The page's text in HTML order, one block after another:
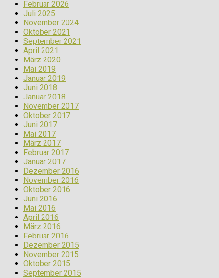
Februar 2026
Juli 2025
November 2024
Oktober 2021
September 2021
April 2021
März 2020
Mai 2019
Januar 2019
Juni 2018
Januar 2018
November 2017
Oktober 2017
Juni 2017
Mai 2017
März 2017
Februar 2017
Januar 2017
Dezember 2016
November 2016
Oktober 2016
Juni 2016
Mai 2016
April 2016
März 2016
Februar 2016
Dezember 2015
November 2015
Oktober 2015
September 2015